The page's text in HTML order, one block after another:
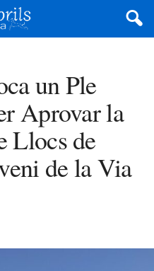
un Ple
Aprovar la
Llocs de
de la Via